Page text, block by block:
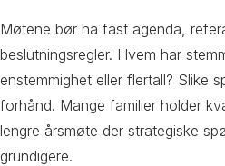
Møtene bør ha fast agenda,
beslutningsregler. Hvem har
enstemmighet eller flertall? Slike
forhånd. Mange familier holder
lengre årsmøte der strategiske
grundigere.